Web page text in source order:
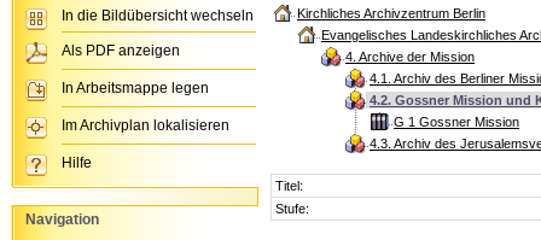
Kirchliches Archivzentrum Berlin
Evangelisches Landeskirchliches
4. Archive der Mission
4.1. Archiv des Berliner
4.2. Gossner Mission und
G 1 Gossner Mission
4.3. Archiv des
Titel:
Stufe:
In die Bildübersicht wechseln
Als PDF anzeigen
In Arbeitsmappe legen
Im Archivplan lokalisieren
Hilfe
Navigation